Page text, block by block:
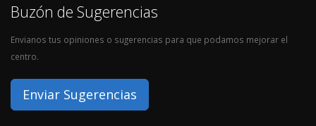
Buzón de Sugerencias
Envianos tus opiniones o sugerencias para que podamos mejorar el
centro.
Enviar Sugerencias